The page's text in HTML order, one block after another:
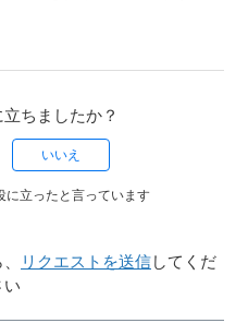
ちましたか？
いいえ
立ったと言っています
リクエストを送信してくだ
い